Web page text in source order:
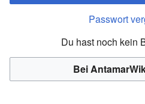
Passwort
Du hast noch kein
Bei